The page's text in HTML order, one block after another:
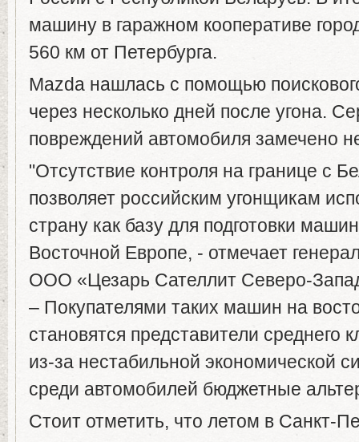
машину в гаражном кооперативе
560 км от Петербурга.
Mazda нашлась с помощью
через несколько дней после угона.
повреждений автомобиля замечено
"Отсутствие контроля на границе с
позволяет российским угонщикам
страну как базу для подготовки
Восточной Европе, - отмечает
ООО «Цезарь Сателлит Северо-
– Покупателями таких машин на
становятся представители среднего
из-за нестабильной экономической
среди автомобилей бюджетные
Стоит отметить, что летом в Санкт-